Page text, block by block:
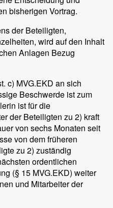
bisherigen Vortrag.
der Beteiligten,
wird auf den Inhalt
Anlagen Bezug
c) MVG.EKD an sich
Beschwerde ist zum
ist für die
der Beteiligten zu 2) kraft
von sechs Monaten seit
von dem früheren
zu 2) zuständig
ordentlichen
(§ 15 MVG.EKD) weiter
und Mitarbeiter der